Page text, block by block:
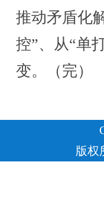
推动矛盾化
控”、从“单
变。（完）
版权